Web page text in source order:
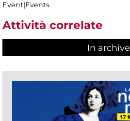
Event|Events
Attività correlate
In archive